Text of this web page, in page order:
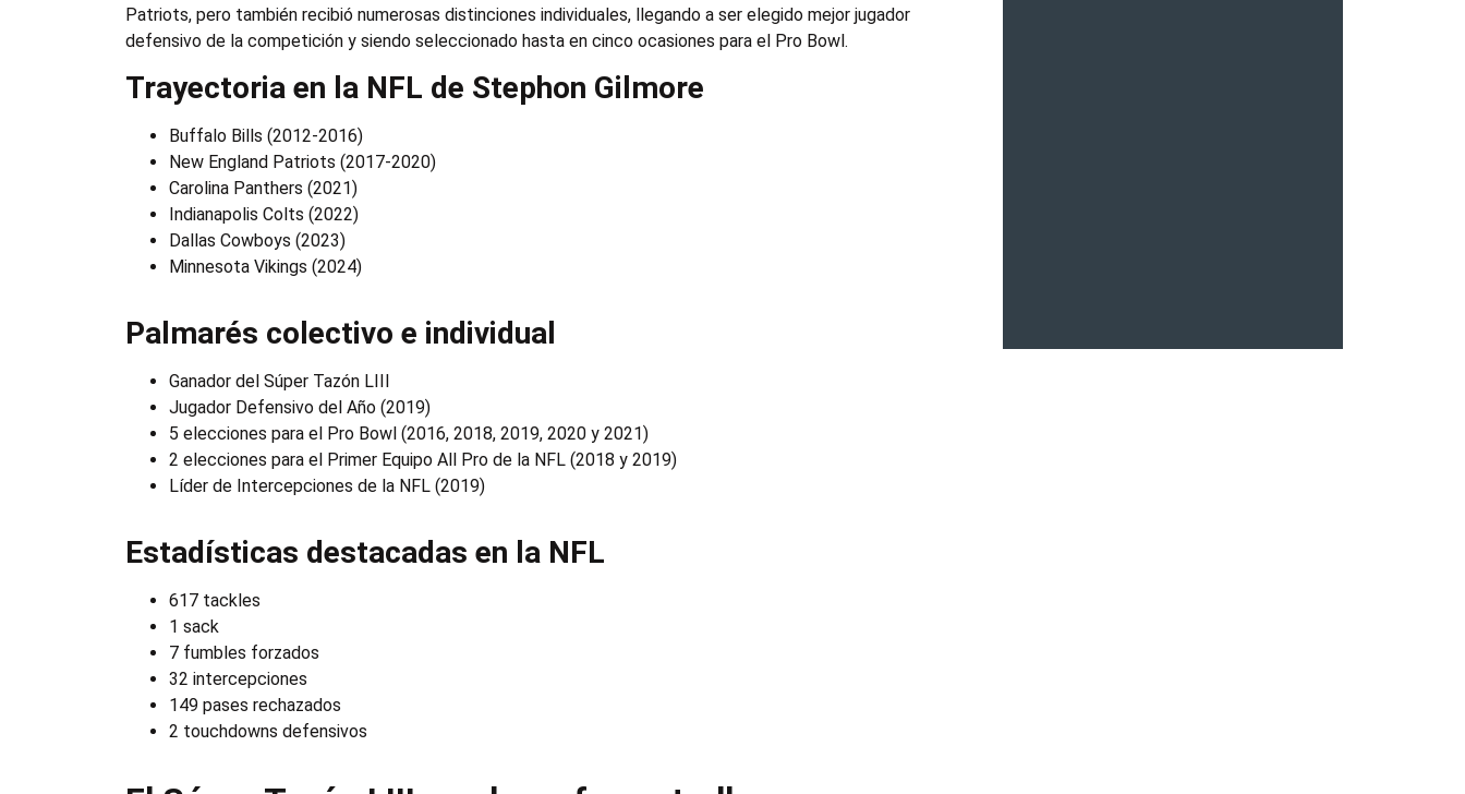
Patriots, pero también recibió numerosas distinciones individuales, llegando a ser elegido mejor jugador
defensivo de la competición y siendo seleccionado hasta en cinco ocasiones para el Pro Bowl.
Trayectoria en la NFL de Stephon Gilmore
Buffalo Bills (2012-2016)
New England Patriots (2017-2020)
Carolina Panthers (2021)
Indianapolis Colts (2022)
Dallas Cowboys (2023)
Minnesota Vikings (2024)
Palmarés colectivo e individual
Ganador del Súper Tazón LIII
Jugador Defensivo del Año (2019)
5 elecciones para el Pro Bowl (2016, 2018, 2019, 2020 y 2021)
2 elecciones para el Primer Equipo All Pro de la NFL (2018 y 2019)
Líder de Intercepciones de la NFL (2019)
Estadísticas destacadas en la NFL
617 tackles
1 sack
7 fumbles forzados
32 intercepciones
149 pases rechazados
2 touchdowns defensivos